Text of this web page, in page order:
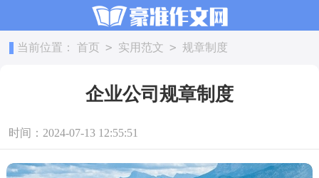
当前位置： 首页 > 实用范文 > 规章制度
企业公司规章制度
时间：2024-07-13 12:55:51